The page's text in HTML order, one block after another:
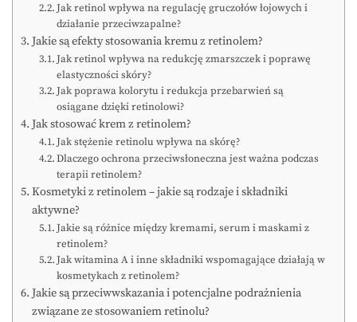
Jak retinol wpływa na regulację gruczołów łojowych i
działanie przeciwzapalne?
Jakie są efekty stosowania kremu z retinolem?
Jak retinol wpływa na redukcję zmarszczek i poprawę
elastyczności skóry?
Jak poprawa kolorytu i redukcja przebarwień są
osiągane dzięki retinolowi?
Jak stosować krem z retinolem?
Jak stężenie retinolu wpływa na skórę?
Dlaczego ochrona przeciwsłoneczna jest ważna podczas
terapii retinolem?
Kosmetyki z retinolem – jakie są rodzaje i składniki
aktywne?
Jakie są różnice między kremami, serum i maskami z
retinolem?
Jak witamina A i inne składniki wspomagające działają w
kosmetykach z retinolem?
Jakie są przeciwwskazania i potencjalne podrażnienia
związane ze stosowaniem retinolu?